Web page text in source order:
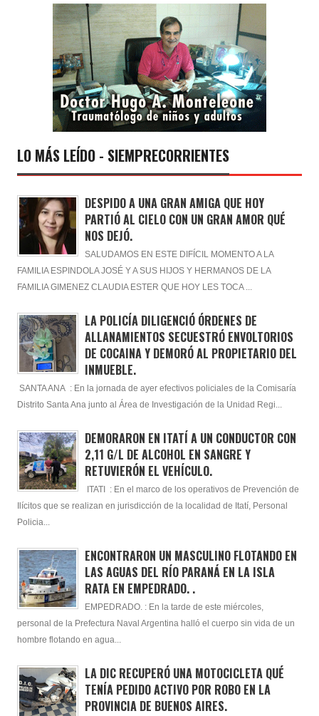
LO MÁS LEÍDO - SIEMPRECORRIENTES
DESPIDO A UNA GRAN AMIGA QUE HOY
PARTIÓ AL CIELO CON UN GRAN AMOR QUÉ
NOS DEJÓ.
SALUDAMOS EN ESTE DIFÍCIL MOMENTO A LA
FAMILIA ESPINDOLA JOSÉ Y A SUS HIJOS Y HERMANOS DE LA
FAMILIA GIMENEZ CLAUDIA ESTER QUE HOY LES TOCA ...
LA POLICÍA DILIGENCIÓ ÓRDENES DE
ALLANAMIENTOS SECUESTRÓ ENVOLTORIOS
DE COCAINA Y DEMORÓ AL PROPIETARIO DEL
INMUEBLE.
SANTA ANA : En la jornada de ayer efectivos policiales de la Comisaría
Distrito Santa Ana junto al Área de Investigación de la Unidad Regi...
DEMORARON EN ITATÍ A UN CONDUCTOR CON
2,11 G/L DE ALCOHOL EN SANGRE Y
RETUVIERÓN EL VEHÍCULO.
ITATI : En el marco de los operativos de Prevención de
Ilícitos que se realizan en jurisdicción de la localidad de Itatí, Personal
Policia...
ENCONTRARON UN MASCULINO FLOTANDO EN
LAS AGUAS DEL RÍO PARANÁ EN LA ISLA
RATA EN EMPEDRADO. .
EMPEDRADO. : En la tarde de este miércoles,
personal de la Prefectura Naval Argentina halló el cuerpo sin vida de un
hombre flotando en agua...
LA DIC RECUPERÓ UNA MOTOCICLETA QUÉ
TENÍA PEDIDO ACTIVO POR ROBO EN LA
PROVINCIA DE BUENOS AIRES.